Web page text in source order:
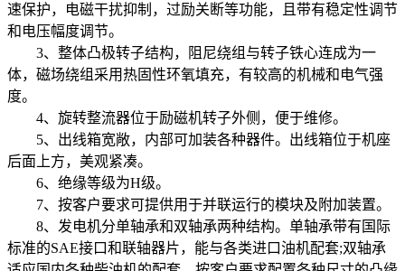
速保护，电磁干扰抑制，过励关断等功能，且带有稳定性调节
和电压幅度调节。
3、整体凸极转子结构，阻尼绕组与转子铁心连成为一
体，磁场绕组采用热固性环氧填充，有较高的机械和电气强
度。
4、旋转整流器位于励磁机转子外侧，便于维修。
5、出线箱宽敞，内部可加装各种器件。出线箱位于机座
后面上方，美观紧凑。
6、绝缘等级为H级。
7、按客户要求可提供用于并联运行的模块及附加装置。
8、发电机分单轴承和双轴承两种结构。单轴承带有国际
标准的SAE接口和联轴器片，能与各类进口油机配套;双轴承